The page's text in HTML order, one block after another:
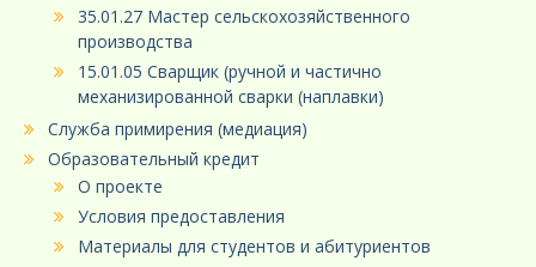
35.01.27 Мастер сельскохозяйственного
производства
15.01.05 Сварщик (ручной и частично
механизированной сварки (наплавки)
Служба примирения (медиация)
Образовательный кредит
О проекте
Условия предоставления
Материалы для студентов и абитуриентов